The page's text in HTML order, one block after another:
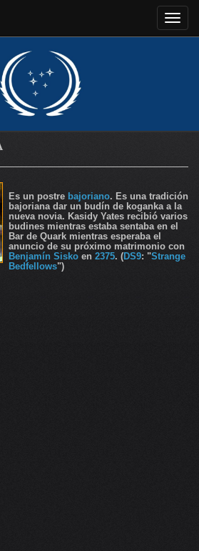
Es un postre bajoriano. Es una tradición
bajoriana dar un budín de koganka a la
nueva novia. Kasidy Yates recibió varios
budines mientras estaba sentaba en el
Bar de Quark mientras esperaba el
anuncio de su próximo matrimonio con
Benjamín Sisko en 2375. (DS9: "Strange
Bedfellows")